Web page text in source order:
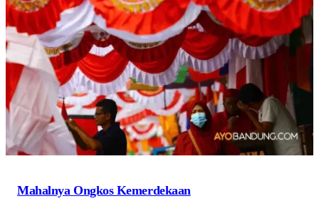
Mahalnya Ongkos Kemerdekaan